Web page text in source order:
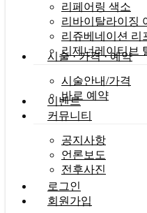
리페어링 색소
리바이탈라이징
리쥬베네이션 리
리제너레이티브
시술 · 가격 · 예약
시술안내/가격
바로 예약
이벤트
커뮤니티
공지사항
언론보도
전후사진
로그인
회원가입